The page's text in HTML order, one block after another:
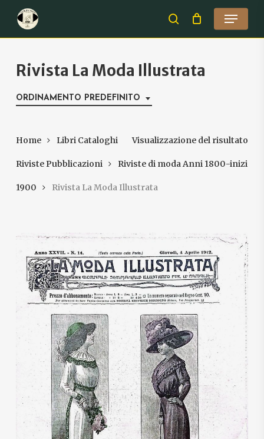
main
search
Menu
Rivista La Moda Illustrata
ORDINAMENTO PREDEFINITO
Visualizzazione del risultato
Home Libri Cataloghi
Riviste Pubblicazioni Riviste di moda Anni 1800-inizi
1900 Rivista La Moda Illustrata
€10,00
Close